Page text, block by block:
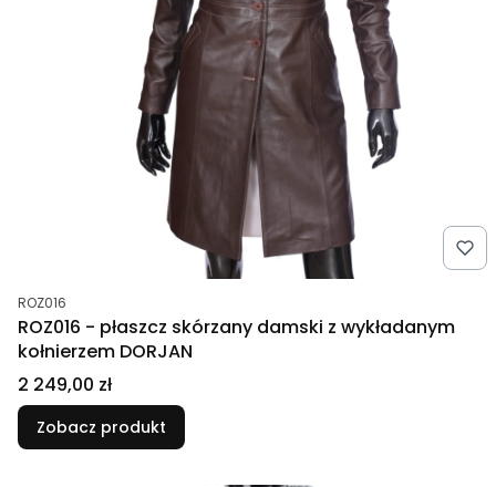
Kod produktu
ROZ016
ROZ016 - płaszcz skórzany damski z wykładanym
kołnierzem DORJAN
Cena
2 249,00 zł
Zobacz produkt